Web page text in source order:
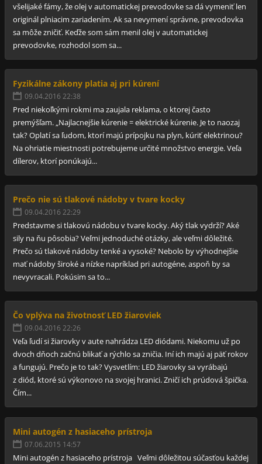
všelijaké fámy, že olej v automatickej prevodovke sa dá vymeniť len
originál plniacim zariadením. Ak sa nevymení správne, prevodovka
sa môže zničiť. Keďže som sám menil olej v automatickej
prevodovke, rozhodol som sa...
Fyzikálne zákony platia aj pri kúrení
09.04.2016 22:38
Pred niekoľkými rokmi ma zaujala reklama, o ktorej často
premýšľam. „Najlacnejšie kúrenie = elektrické kúrenie. Je to naozaj
tak? Oplatí sa ľudom, ktorí majú prípojku na plyn, kúriť elektrinou?
Na ohriatie miestnosti potrebujeme určité množstvo energie. Veľa
dílerov, ktorí ponúkajú...
Prečo nie sú tlakové nádoby v tvare kocky
09.04.2016 22:29
Predstavme si tlakovú nádobu v tvare kocky. Aký tlak vydrží? Aké
sily na ňu pôsobia? Veľmi jednoduché otázky, ale veľmi dôležité.
Prečo sú tlakové nádoby tenké a vysoké? Nebolo by výhodnejšie
mať nádoby široké a nízke napríklad pri autogéne, aspoň by sa
nevyvracali. Pokúsim sa to...
Čo vplýva na životnosť LED žiaroviek
09.04.2016 22:26
Veľa ľudí si žiarovky v aute nahrádza LED diódami. Niekomu už po
dvoch dňoch začnú blikať a rýchlo sa zničia. Iní ich majú aj päť rokov
a fungujú. Prečo je to tak? Vysvetlím: LED žiarovky sa vyrábajú
z diód, ktoré sú výkonovo na svojej hranici. Zničí ich prúdová špička.
Čím...
Mini autogén z hasiaceho prístroja
07.06.2015 14:57
Mini autogén z hasiaceho prístroja Veľmi dôležitou súčasťou každej